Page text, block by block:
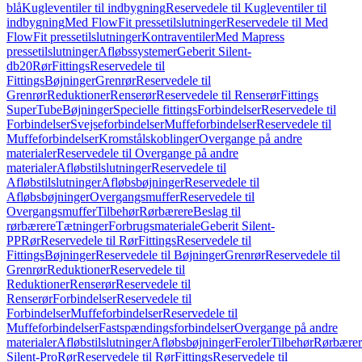
blåKugleventiler til indbygningReservedele til Kugleventiler til
indbygningMed FlowFit pressetilslutningerReservedele til Med
FlowFit pressetilslutningerKontraventilerMed Mapress
pressetilslutningerAfløbssystemerGeberit Silent-
db20RørFittingsReservedele til
FittingsBøjningerGrenrørReservedele til
GrenrørReduktionerRenserørReservedele til RenserørFittings
SuperTubeBøjningerSpecielle fittingsForbindelserReservedele til
ForbindelserSvejseforbindelserMuffeforbindelserReservedele til
MuffeforbindelserKromstålskoblingerOvergange på andre
materialerReservedele til Overgange på andre
materialerAfløbstilslutningerReservedele til
AfløbstilslutningerAfløbsbøjningerReservedele til
AfløbsbøjningerOvergangsmufferReservedele til
OvergangsmufferTilbehørRørbærereBeslag til
rørbærereTætningerForbrugsmaterialeGeberit Silent-
PPRørReservedele til RørFittingsReservedele til
FittingsBøjningerReservedele til BøjningerGrenrørReservedele til
GrenrørReduktionerReservedele til
ReduktionerRenserørReservedele til
RenserørForbindelserReservedele til
ForbindelserMuffeforbindelserReservedele til
MuffeforbindelserFastspændingsforbindelserOvergange på andre
materialerAfløbstilslutningerAfløbsbøjningerFerolerTilbehør
Silent-ProRørReservedele til RørFittingsReservedele til